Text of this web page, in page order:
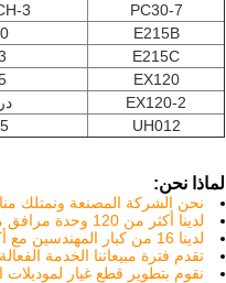
PC30-7
3
E215B
E215C
EX120
EX120-2
UH012
لماذا نحن:
نحن الشركة المصنعة ونمتلك مناطق مصنع 20000 ، وعلاقة جيدة مع موردي المواد ، مما يجعل
لدينا أكثر من 120 وحدة مرافق متقدمة للإنتاج.
لدينا 16 من كبار المهندسين مع أكثر من 30 عامًا من الخبرة في التصميم والتشغيل الآلي.
تقدم فترة مبيعاتنا الخدمة
نقوم بتطوير قطع غيار